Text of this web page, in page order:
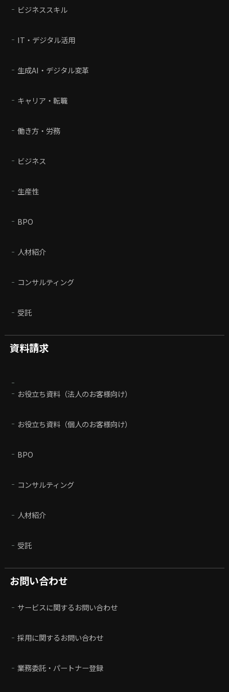
ビジネススキル
IT・デジタル活用
生成AI・デジタル変革
キャリア・転職
働き方・労務
ビジネス
生産性
BPO
人材紹介
コンサルティング
受託
資料請求
お役立ち資料（法人のお客様向け）
お役立ち資料（個人のお客様向け）
BPO
コンサルティング
人材紹介
受託
お問い合わせ
サービスに関するお問い合わせ
採用に関するお問い合わせ
業務委託・パートナー登録